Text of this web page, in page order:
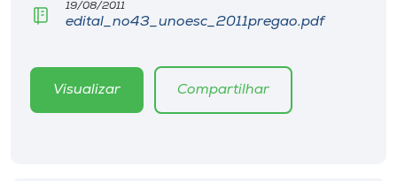
Store
Selecione
o idioma
19/08/2011
edital_no43_unoesc_2011pregao.pdf
Visualizar Compartilhar